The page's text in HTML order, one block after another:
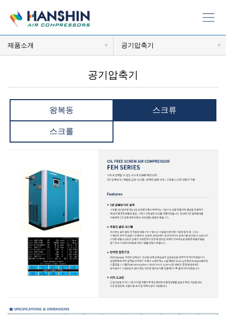
제품소개 공기압축기
공기압축기
왕복동 스크류
스크롤